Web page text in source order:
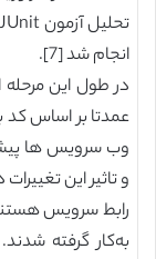
انجام شد [7].
در طول این
عمدتا بر اساس
وب سرویس‌ ها
و تاثیر این
رابط سرویس
به‌کار گرفته